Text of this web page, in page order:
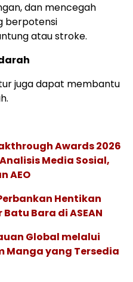
dan mencegah
berpotensi
atau stroke.
juga dapat membantu
Awards 2026
Media Sosial,
AEO
Hentikan
Bara di ASEAN
Global melalui
Manga yang Tersedia